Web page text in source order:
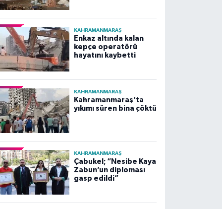
KAHRAMANMARAŞ
Enkaz altında kalan
kepçe operatörü
hayatını kaybetti
KAHRAMANMARAŞ
Kahramanmaraş'ta
yıkımı süren bina çöktü
KAHRAMANMARAŞ
Çabukel; “Nesibe Kaya
Zabun’un diploması
gasp edildi”